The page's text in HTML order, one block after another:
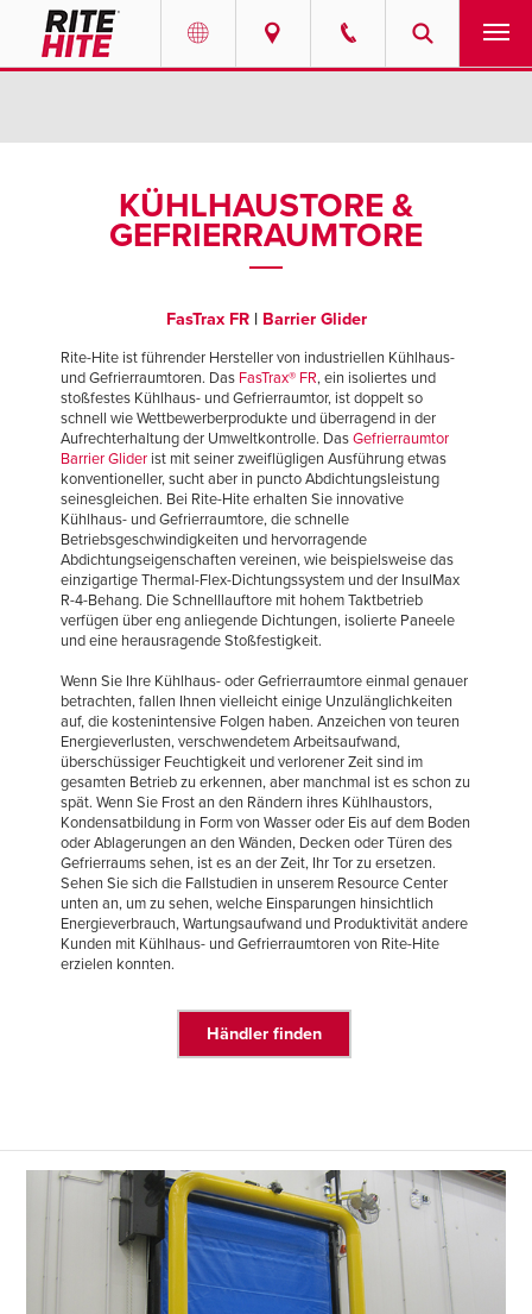
EUROPE
English
Deutsch
Français
Italiano
Dutch
ASIA PACIFIC
English
中文
MIDDLE EAST/AFRICA
English
LÖSUNGEN
KONTAKT
RESSOURCEN-CENTER
KARRIERE
EINE VERTRETUNG FINDEN
+49 (0) 5693 98700
KÜHLHAUSTORE &
GEFRIERRAUMTORE
FasTraxFR| Barrier Glider
Rite-Hite ist führender Hersteller von industriellen Kühlhaus-
und Gefrierraumtoren. Das FasTrax® FR, ein isoliertes und
stoßfestes Kühlhaus- und Gefrierraumtor, ist doppelt so
schnell wie Wettbewerberprodukte und überragend in der
Aufrechterhaltung der Umweltkontrolle. DasGefrierraumtor
Barrier Gliderist mit seiner zweiflügligen Ausführung etwas
konventioneller, sucht aber in puncto Abdichtungsleistung
seinesgleichen. Bei Rite-Hite erhalten Sie innovative
Kühlhaus- und Gefrierraumtore, die schnelle
Betriebsgeschwindigkeiten und hervorragende
Abdichtungseigenschaften vereinen, wie beispielsweise das
einzigartige Thermal-Flex-Dichtungssystem und der InsulMax
R-4-Behang. Die Schnelllauftore mit hohem Taktbetrieb
verfügen über eng anliegende Dichtungen, isolierte Paneele
und eine herausragende Stoßfestigkeit.
Wenn Sie Ihre Kühlhaus- oder Gefrierraumtore einmal genauer
betrachten, fallen Ihnen vielleicht einige Unzulänglichkeiten
auf, die kostenintensive Folgen haben. Anzeichen von teuren
Energieverlusten, verschwendetem Arbeitsaufwand,
überschüssiger Feuchtigkeit und verlorener Zeit sind im
gesamten Betrieb zu erkennen, aber manchmal ist es schon zu
spät. Wenn Sie Frost an den Rändern ihres Kühlhaustors,
Kondensatbildung in Form von Wasser oder Eis auf dem Boden
oder Ablagerungen an den Wänden, Decken oder Türen des
Gefrierraums sehen, ist es an der Zeit, Ihr Tor zu ersetzen.
Sehen Sie sich die Fallstudien in unserem Resource Center
unten an, um zu sehen, welche Einsparungen hinsichtlich
Energieverbrauch, Wartungsaufwand und Produktivität andere
Kunden mit Kühlhaus- und Gefrierraumtoren von Rite-Hite
erzielen konnten.
Händler finden